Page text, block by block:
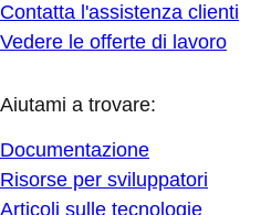
Contatta l'assistenza clienti
Vedere le offerte di lavoro
Aiutami a trovare:
Documentazione
Risorse per sviluppatori
Articoli sulle tecnologie